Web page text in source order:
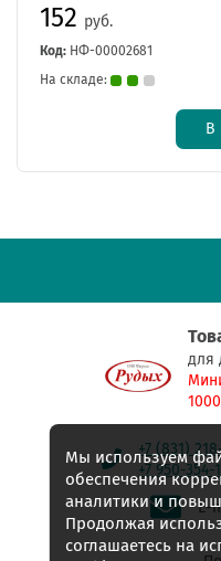
152 руб.
Код: НФ-00002681
На складе:
В
для
+7 (831)
+7 950-354-
E-
Мы используем
обеспечения
аналитики и
Продолжая
соглашаетесь на